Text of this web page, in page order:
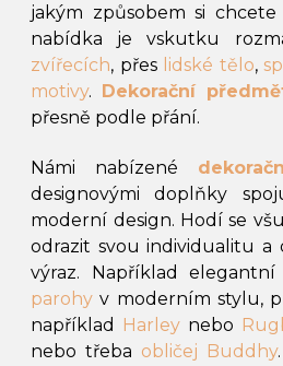
jakým způsobem si chcete
nabídka je vskutku
zvířecích, přes lidské tělo,
motivy. Dekorační
přesně podle přání.
Námi nabízené
designovými doplňky
moderní design. Hodí se
odrazit svou individualitu a
výraz. Například elegantní
parohy v moderním stylu,
například
Harley nebo
nebo třeba obličej Buddhy